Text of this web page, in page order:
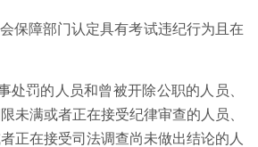
保障部门认定具有考试违纪行为且在
处罚的人员和曾被开除公职的人员、
未满或者正在接受纪律审查的人员、
正在接受司法调查尚未做出结论的人